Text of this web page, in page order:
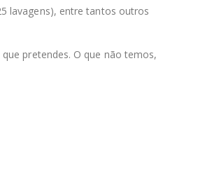
lavagens), entre tantos outros
que pretendes. O que não temos,